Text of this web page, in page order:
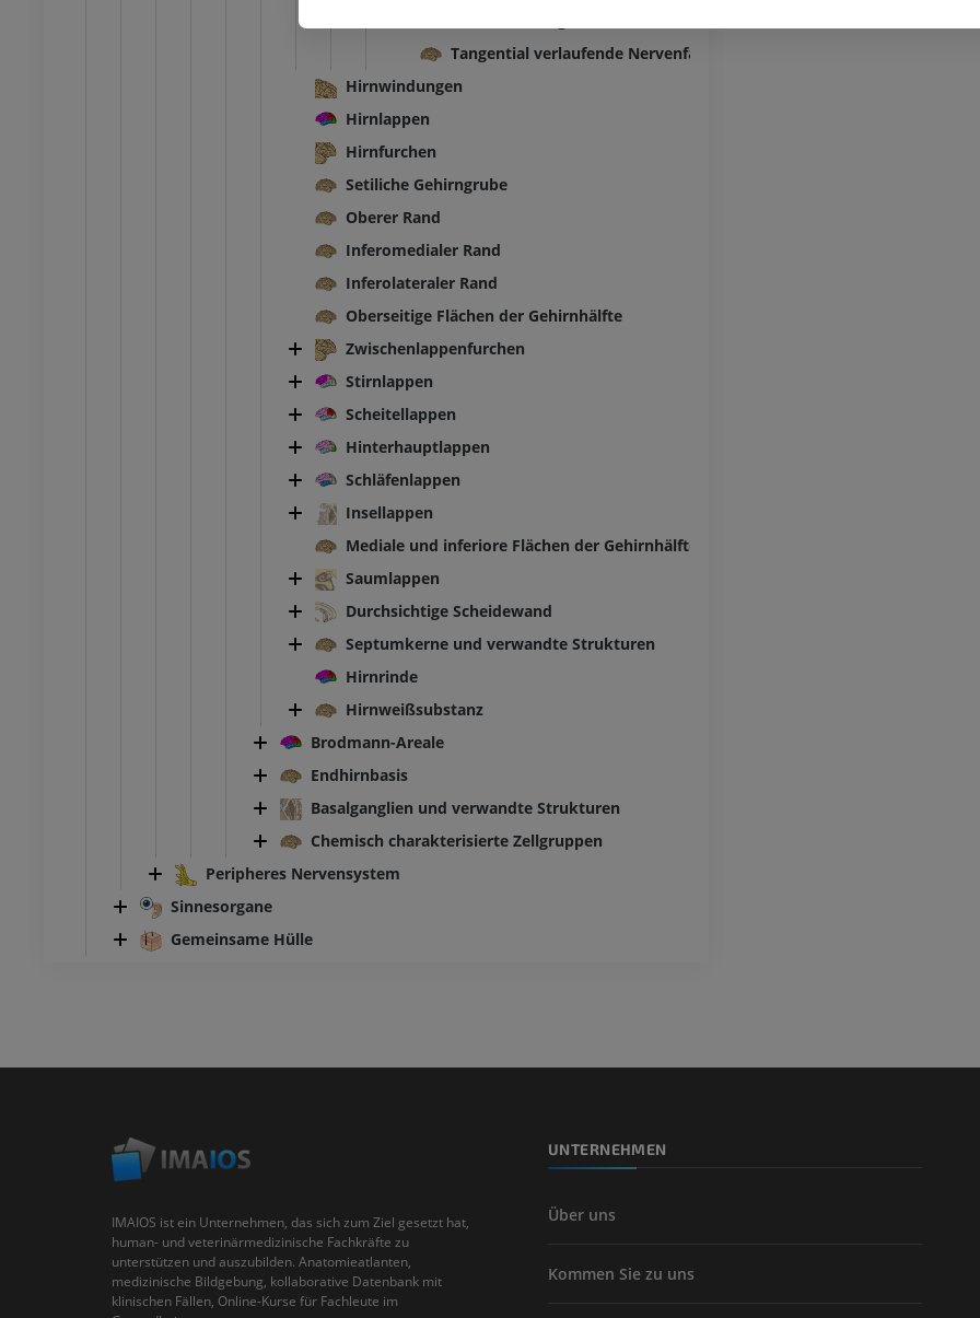
Tangential verlaufende Nervenfasern
Hirnwindungen
Hirnlappen
Hirnfurchen
Setiliche Gehirngrube
Oberer Rand
Inferomedialer Rand
Inferolateraler Rand
Oberseitige Flächen der Gehirnhälfte
Zwischenlappenfurchen
Stirnlappen
Scheitellappen
Hinterhauptlappen
Schläfenlappen
Insellappen
Mediale und inferiore Flächen der Gehirnhälfte
Saumlappen
Durchsichtige Scheidewand
Septumkerne und verwandte Strukturen
Hirnrinde
Hirnweißsubstanz
Brodmann-Areale
Endhirnbasis
Basalganglien und verwandte Strukturen
Chemisch charakterisierte Zellgruppen
Peripheres Nervensystem
Sinnesorgane
Gemeinsame Hülle
IMAIOS ist ein Unternehmen, das sich zum Ziel gesetzt hat,
human- und veterinärmedizinische Fachkräfte zu
unterstützen und auszubilden. Anatomieatlanten,
medizinische Bildgebung, kollaborative Datenbank mit
klinischen Fällen, Online-Kurse für Fachleute im
UNTERNEHMEN
Über uns
Kommen Sie zu uns